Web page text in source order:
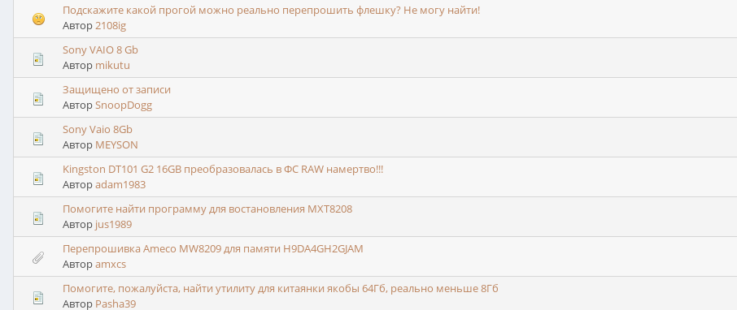
Подскажите какой прогой можно реально перепрошить флешку? Не могу найти!
Автор2108ig
Sony VAIO 8 Gb
Автор mikutu
Защищено от записи
АвторSnoopDogg
Sony Vaio 8Gb
Автор MEYSON
Kingston DT101 G2 16GB преобразовалась в ФС RAW намертво!!!
Авторadam1983
Помогите найти программу для востановления MXT8208
Автор jus1989
Перепрошивка Ameco MW8209 для памяти H9DA4GH2GJAM
Авторamxcs
Помогите, пожалуйста, найти утилиту для китаянки якобы 64Гб, реально меньше 8Гб
Автор Pasha39